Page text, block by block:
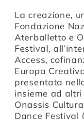
Sostienici
Calendario
La creazione,
Fondazione
Aterballetto e
Festival,
Access,
Europa
presentata
insieme ad
Onassis
Dance Festival